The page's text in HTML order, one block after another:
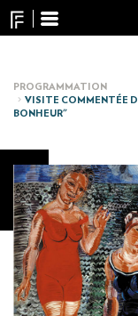
Panneau de gestion des
Aller
au
PROGRAMMATION
VISITE COMMENTÉE
BONHEUR"